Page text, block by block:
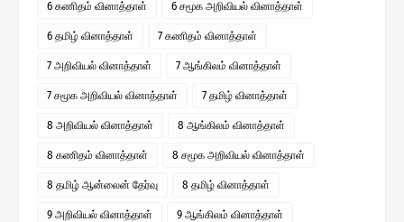
6 கணிதம் வினாத்தாள் 6 சமூக அறிவியல் வினாத்தாள்
6 தமிழ் வினாத்தாள் 7 கணிதம் வினாத்தாள்
7 அறிவியல் வினாத்தாள் 7 ஆங்கிலம் வினாத்தாள்
7 சமூக அறிவியல் வினாத்தாள் 7 தமிழ் வினாத்தாள்
8 அறிவியல் வினாத்தாள் 8 ஆங்கிலம் வினாத்தாள்
8 கணிதம் வினாத்தாள் 8 சமூக அறிவியல் வினாத்தாள்
8 தமிழ் ஆன்லைன் தேர்வு 8 தமிழ் வினாத்தாள்
9 அறிவியல் வினாத்தாள் 9 ஆங்கிலம் வினாத்தாள்